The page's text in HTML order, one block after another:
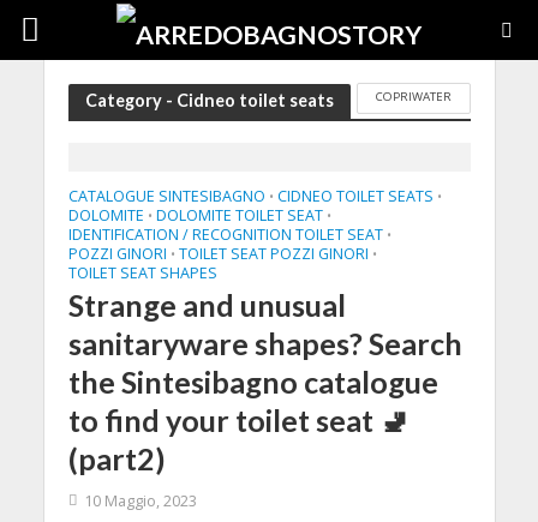
Category - Cidneo toilet seats COPRIWATER
CATALOGUE SINTESIBAGNO • CIDNEO TOILET SEATS •
DOLOMITE • DOLOMITE TOILET SEAT •
IDENTIFICATION / RECOGNITION TOILET SEAT •
POZZI GINORI • TOILET SEAT POZZI GINORI •
TOILET SEAT SHAPES
Strange and unusual
sanitaryware shapes? Search
the Sintesibagno catalogue
to find your toilet seat 🚽
(part2)
10 Maggio, 2023